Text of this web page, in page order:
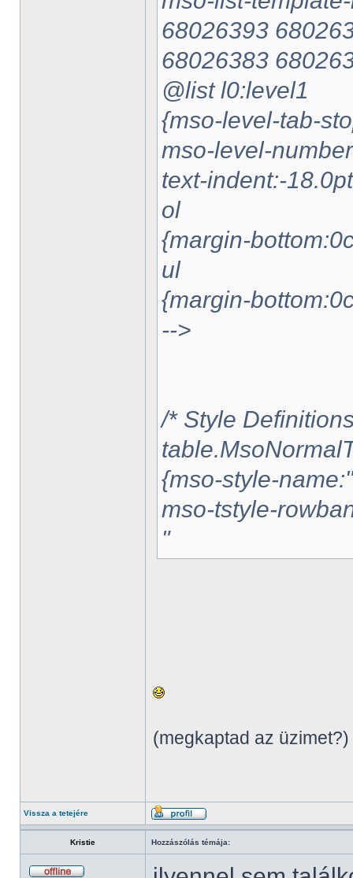
68026393
68026383
@list l0:level1
{mso-level-tab-
mso-level-
text-indent:-
ol
{margin-
ul
{margin-
-->
/* Style
{mso-style-
mso-tstyle-
"
(megkaptad az üzimet?)
Vissza a tetejére
Kristie Hozzászólás témája: